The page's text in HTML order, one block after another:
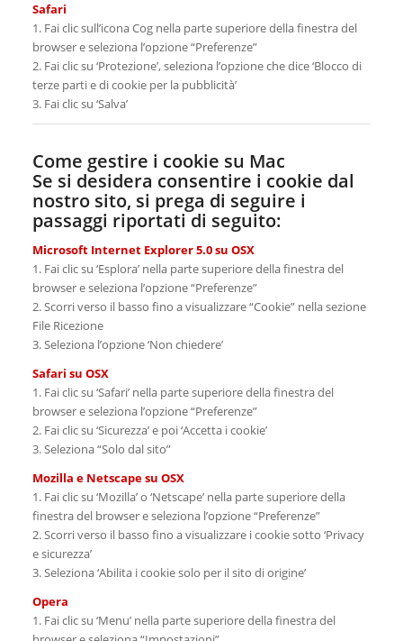
Safari
1. Fai clic sull’icona Cog nella parte superiore della finestra del
browser e seleziona l’opzione “Preferenze”
2. Fai clic su ‘Protezione’, seleziona l’opzione che dice ‘Blocco di
terze parti e di cookie per la pubblicità’
3. Fai clic su ‘Salva’
Come gestire i cookie su Mac
Se si desidera consentire i cookie dal
nostro sito, si prega di seguire i
passaggi riportati di seguito:
Microsoft Internet Explorer 5.0 su OSX
1. Fai clic su ‘Esplora’ nella parte superiore della finestra del
browser e seleziona l’opzione “Preferenze”
2. Scorri verso il basso fino a visualizzare “Cookie” nella sezione
File Ricezione
3. Seleziona l’opzione ‘Non chiedere’
Safari su OSX
1. Fai clic su ‘Safari’ nella parte superiore della finestra del
browser e seleziona l’opzione “Preferenze”
2. Fai clic su ‘Sicurezza’ e poi ‘Accetta i cookie’
3. Seleziona “Solo dal sito”
Mozilla e Netscape su OSX
1. Fai clic su ‘Mozilla’ o ‘Netscape’ nella parte superiore della
finestra del browser e seleziona l’opzione “Preferenze”
2. Scorri verso il basso fino a visualizzare i cookie sotto ‘Privacy
e sicurezza’
3. Seleziona ‘Abilita i cookie solo per il sito di origine’
Opera
1. Fai clic su ‘Menu’ nella parte superiore della finestra del